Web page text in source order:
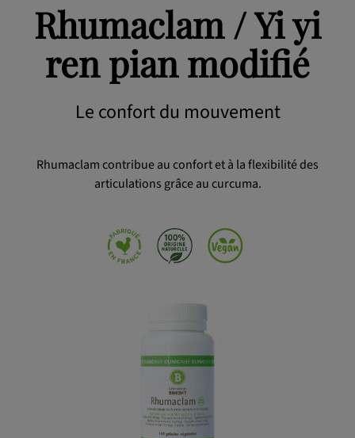
Rhumaclam / Yi yi
ren pian modifié
Le confort du mouvement
Rhumaclam contribue au confort et à la flexibilité des
articulations grâce au curcuma.